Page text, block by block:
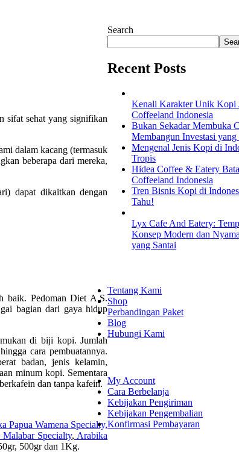
sifat sehat yang signifikan
dalam kacang (termasuk
beberapa dari mereka,
dapat dikaitkan dengan
baik. Pedoman Diet A.S.
bagian dari gaya hidup
di biji kopi. Jumlah
cara pembuatannya.
badan, jenis kelamin,
minum kopi. Sementara
dan tanpa kafein.
Papua Wamena Specialty,
Specialty, Arabika
500gr dan 1Kg.
Search
Recent Posts
Kenali Karakter Unik Kopi
Coffeeland Indonesia
Bukan Sekadar Membuka
Membangun Investasi
Mengenal Jenis Kopi di
Tropis
Hidea Coffee & Eatery
Coffeeland Indonesia
Tren Bisnis Kopi di
Tahu!
Lyx Cafe And Eatery:
Konsep Modern dan
yang Santai
Tentang Kami
Shop
Perbandingan Paket
Blog
Hubungi Kami
My Account
Cara Berbelanja
Kebijakan Pengiriman
Kebijakan Pengembalian
Konfirmasi Pembayaran